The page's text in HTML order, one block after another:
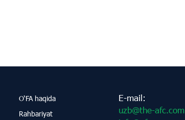
O‘FA haqida
Rahbariyat
E-mail:
uzb@the-afc.com